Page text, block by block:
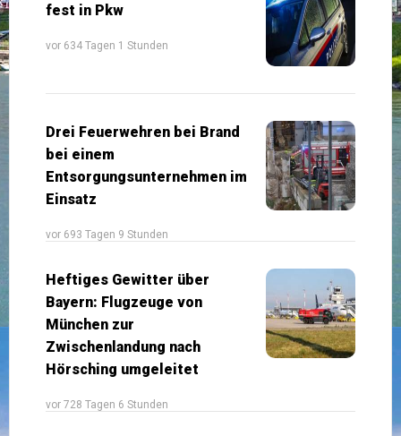
fest in Pkw
vor 634 Tagen 1 Stunden
Drei Feuerwehren bei Brand
bei einem
Entsorgungsunternehmen im
Einsatz
vor 693 Tagen 9 Stunden
Heftiges Gewitter über
Bayern: Flugzeuge von
München zur
Zwischenlandung nach
Hörsching umgeleitet
vor 728 Tagen 6 Stunden